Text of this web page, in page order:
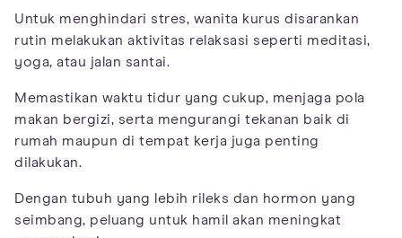
Untuk menghindari stres, wanita kurus disarankan
rutin melakukan aktivitas relaksasi seperti meditasi,
yoga, atau jalan santai.
Memastikan waktu tidur yang cukup, menjaga pola
makan bergizi, serta mengurangi tekanan baik di
rumah maupun di tempat kerja juga penting
dilakukan.
Dengan tubuh yang lebih rileks dan hormon yang
seimbang, peluang untuk hamil akan meningkat